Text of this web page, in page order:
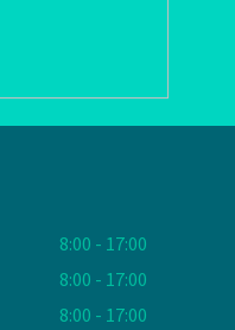
8:00 - 17:00
8:00 - 17:00
8:00 - 17:00